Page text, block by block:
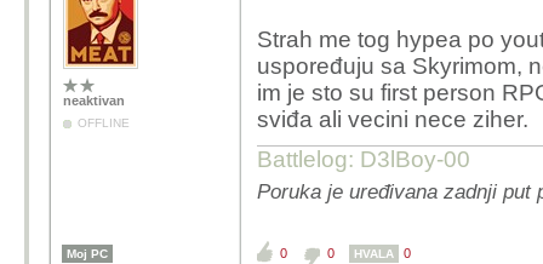
neaktivan
OFFLINE
Strah me tog hypea po
uspoređuju sa Skyrimom,
im je sto su first person
sviđa ali vecini nece ziher.
Battlelog: D3lBoy-00
Poruka je uređivana zadnji put
Moj PC 0 0 HVALA 0